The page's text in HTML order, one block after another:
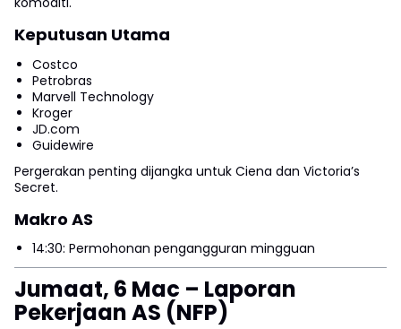
Keputusan Utama
Costco
Petrobras
Marvell Technology
Kroger
JD.com
Guidewire
Pergerakan penting dijangka untuk Ciena dan Victoria’s
Secret.
Makro AS
14:30: Permohonan pengangguran mingguan
Jumaat, 6 Mac – Laporan
Pekerjaan AS (NFP)